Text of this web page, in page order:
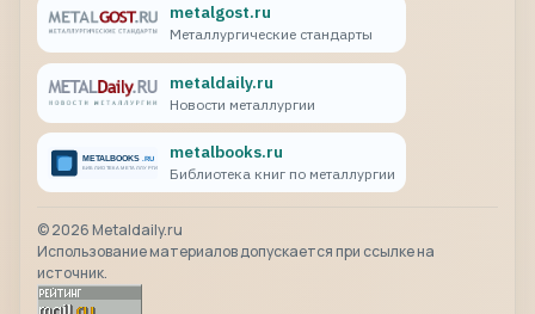
metalgost.ru
Металлургические стандарты
metaldaily.ru
Новости металлургии
metalbooks.ru
Библиотека книг по металлургии
©2026 Metaldaily.ru
Использование материалов допускается при ссылке на
источник.